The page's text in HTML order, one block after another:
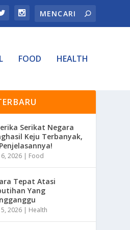
FOOD HEALTH
Serikat Negara
Keju Terbanyak,
2026 | Food
Tepat Atasi
Yang
2026 | Health